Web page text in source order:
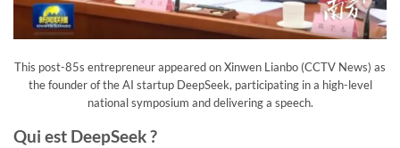
This post-85s entrepreneur appeared on Xinwen Lianbo (CCTV News) as
the founder of the AI startup DeepSeek, participating in a high-level
national symposium and delivering a speech.
Qui est DeepSeek ?